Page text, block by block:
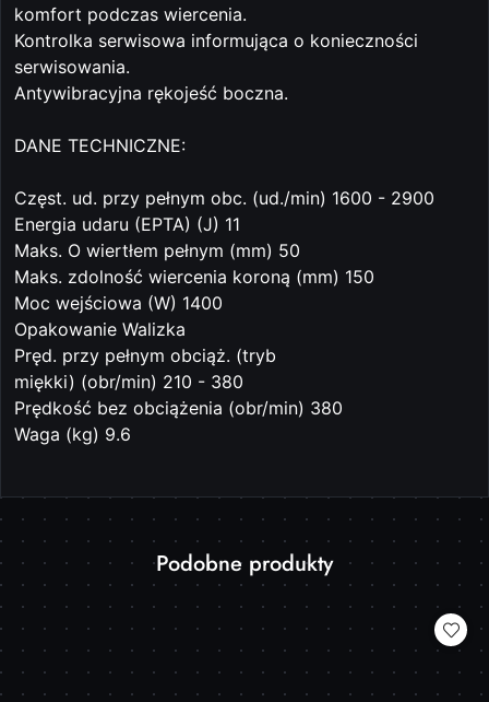
komfort podczas wiercenia.
Kontrolka serwisowa informująca o konieczności
serwisowania.
Antywibracyjna rękojeść boczna.
DANE TECHNICZNE:
Częst. ud. przy pełnym obc. (ud./min) 1600 - 2900
Energia udaru (EPTA) (J) 11
Maks. O wiertłem pełnym (mm) 50
Maks. zdolność wiercenia koroną (mm) 150
Moc wejściowa (W) 1400
Opakowanie Walizka
Pręd. przy pełnym obciąż. (tryb
miękki) (obr/min) 210 - 380
Prędkość bez obciążenia (obr/min) 380
Waga (kg) 9.6
Pomiń karuzelę produktów
Produkty
statusie:
Podobne produkty